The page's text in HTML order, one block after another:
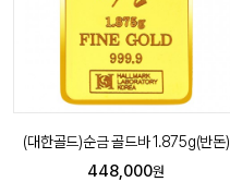
(대한골드)순금 골드바 1.875g(반돈)
448,000원